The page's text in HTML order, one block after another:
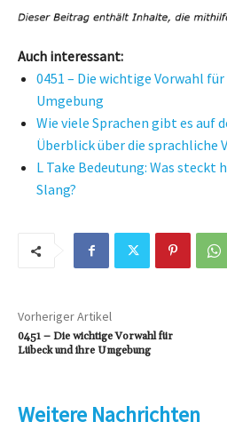
Auch interessant:
0451 – Die wichtige Vorwahl
Umgebung
Wie viele Sprachen gibt es auf
Überblick über die sprachliche
L Take Bedeutung: Was
Slang?
Vorheriger Artikel
0451 – Die wichtige Vorwahl für
Lübeck und ihre Umgebung
Weitere Nachrichten